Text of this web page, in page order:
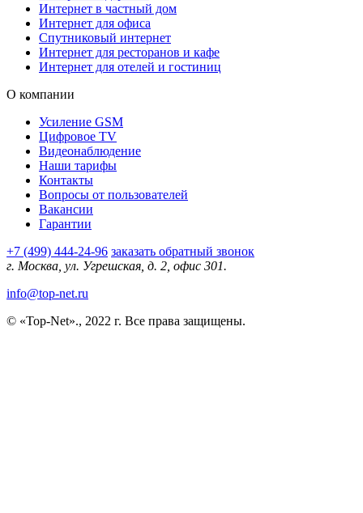
Интернет в частный дом
Интернет для офиса
Спутниковый интернет
Интернет для ресторанов и кафе
Интернет для отелей и гостиниц
О компании
Усиление GSM
Цифровое TV
Видеонаблюдение
Наши тарифы
Контакты
Вопросы от пользователей
Вакансии
Гарантии
+7 (499) 444-24-96 заказать обратный звонок
г. Москва, ул. Угрешская, д. 2, офис 301.
info@top-net.ru
© «Top-Net»., 2022 г. Все права защищены.